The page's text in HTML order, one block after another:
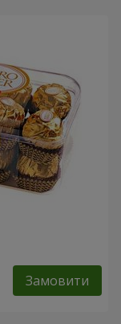
Замовити